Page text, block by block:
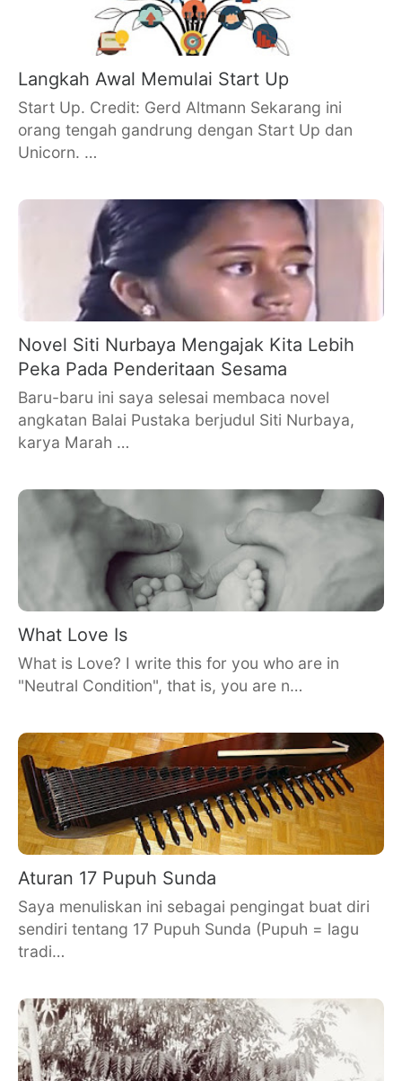
Langkah Awal Memulai Start Up
Start Up. Credit: Gerd Altmann Sekarang ini
orang tengah gandrung dengan Start Up dan
Unicorn. …
Novel Siti Nurbaya Mengajak Kita Lebih
Peka Pada Penderitaan Sesama
Baru-baru ini saya selesai membaca novel
angkatan Balai Pustaka berjudul Siti Nurbaya,
karya Marah …
What Love Is
What is Love? I write this for you who are in
"Neutral Condition", that is, you are n…
Aturan 17 Pupuh Sunda
Saya menuliskan ini sebagai pengingat buat diri
sendiri tentang 17 Pupuh Sunda (Pupuh = lagu
tradi…